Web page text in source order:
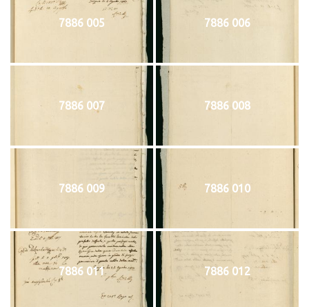
7886 005 7886 006
7886 007 7886 008
7886 009 7886 010
7886 011 7886 012